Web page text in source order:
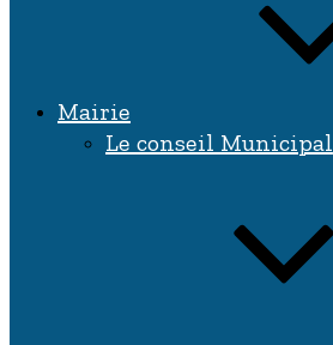
Mairie
Le conseil Municipal